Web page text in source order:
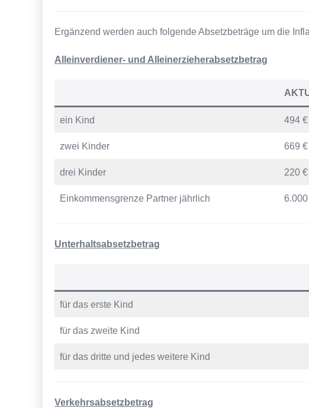
Ergänzend werden auch folgende Absetzbeträge um die
Alleinverdiener- und Alleinerzieherabsetzbetrag
ein Kind 494 €
zwei Kinder 669 €
drei Kinder 220
Einkommensgrenze Partner jährlich
Unterhaltsabsetzbetrag
für das erste Kind
für das zweite Kind
für das dritte und jedes weitere Kind
Verkehrsabsetzbetrag